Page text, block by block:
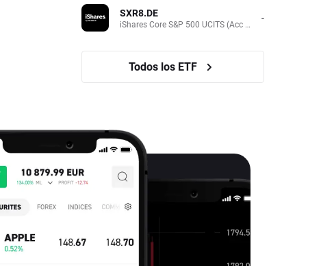
SXR8.DE
iShares Core S&P 500 UCITS (Acc EUR) -
Todos los ETF